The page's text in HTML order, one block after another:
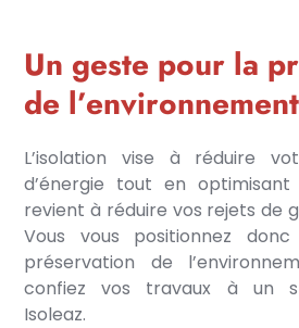
Un geste pour la
de l’environnement
L’isolation vise à réduire
d’énergie tout en
revient à réduire vos rejets de
Vous vous positionnez
préservation de
confiez vos travaux à un
Isoleaz.